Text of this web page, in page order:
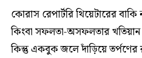
কোরাস রেপার্টরি থিয়েটারের
কিংবা সফলতা-অসফলতার খতিয়ান
কিন্তু একবুক জলে দাঁড়িয়ে তর্পণের